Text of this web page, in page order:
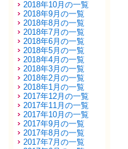
2018年10月の一覧
2018年9月の一覧
2018年8月の一覧
2018年7月の一覧
2018年6月の一覧
2018年5月の一覧
2018年4月の一覧
2018年3月の一覧
2018年2月の一覧
2018年1月の一覧
2017年12月の一覧
2017年11月の一覧
2017年10月の一覧
2017年9月の一覧
2017年8月の一覧
2017年7月の一覧